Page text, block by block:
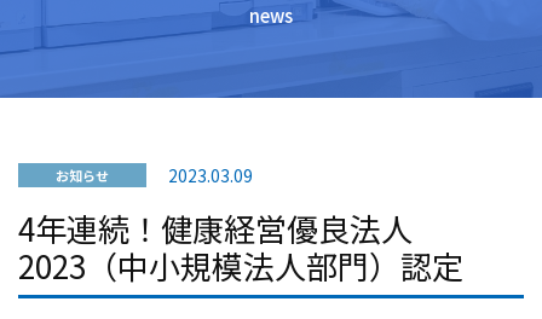
news
お知らせ 2023.03.09
4年連続！健康経営優良法人
2023（中小規模法人部門）認定